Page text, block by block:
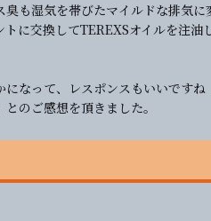
も湿気を帯びたマイルドな排気に
に交換してTEREXSオイルを注油
になって、レスポンスもいいですね
のご感想を頂きました。